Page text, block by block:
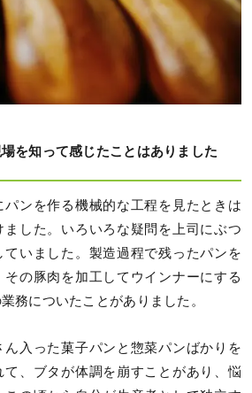
を知って感じたことはありました
ンを作る機械的な工程を見たときは
ました。いろいろな疑問を上司にぶつ
ていました。製造過程で残ったパンを
の豚肉を加工してウインナーにする
務についたことがありました。
入った菓子パンと惣菜パンばかりを
て、ブタが体調を崩すことがあり、悩